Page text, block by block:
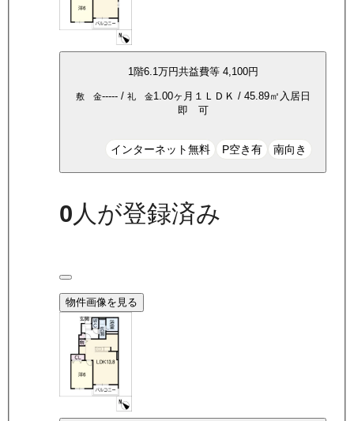
1 階6.1万円共益費等 4,100円
敷 金-----/ 礼 金1.00ヶ月 １ＬＤＫ / 45.89㎡ 入居日
即 可
インターネット無料 P空き有 南向き
0 人が登録済み
物件画像を見る